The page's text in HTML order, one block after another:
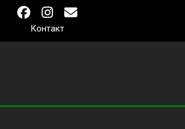
Контакт